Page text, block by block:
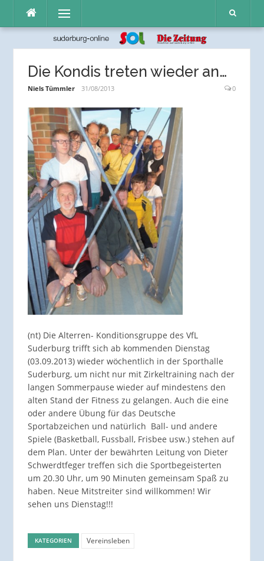
Inhalt
Menü
Die Kondis treten wieder an…
Niels Tümmler 31/08/2013 0
(nt) Die Alterren- Konditionsgruppe des VfL
Suderburg trifft sich ab kommenden Dienstag
(03.09.2013) wieder wöchentlich in der Sporthalle
Suderburg, um nicht nur mit Zirkeltraining nach der
langen Sommerpause wieder auf mindestens den
alten Stand der Fitness zu gelangen. Auch die eine
oder andere Übung für das Deutsche
Sportabzeichen und natürlich Ball- und andere
Spiele (Basketball, Fussball, Frisbee usw.) stehen auf
dem Plan. Unter der bewährten Leitung von Dieter
Schwerdtfeger treffen sich die Sportbegeisterten
um 20.30 Uhr, um 90 Minuten gemeinsam Spaß zu
haben. Neue Mitstreiter sind willkommen! Wir
sehen uns Dienstag!!!
KATEGORIEN Vereinsleben